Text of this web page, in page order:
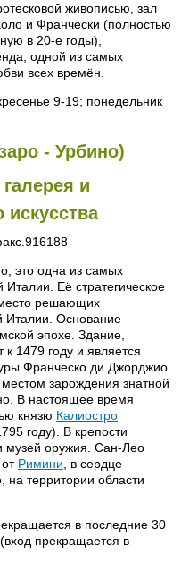
живописью, зал
и Франчески (полностью
в 20-е годы),
одной из самых
всех времён.
9-19; понедельник
- Урбино)
и
искусства
это одна из самых
Италии. Её стратегическое
решающих
Италии. Основание
эпохе. Здание,
к 1479 году и является
Франческо ди Джорджио
зарождения знатной
В настоящее время
князю Калиостро
году). В крепости
музей оружия. Сан-Лео
Римини , в сердце
территории области
в последние 30
прекращается в